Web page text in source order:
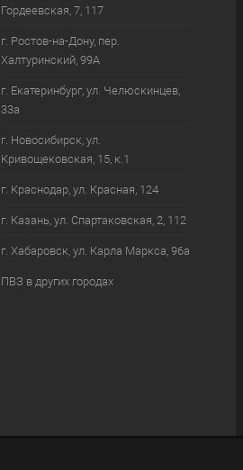
Гордеевская, 7, 117
г. Ростов-на-Дону, пер.
Халтуринский, 99А
г. Екатеринбург, ул. Челюскинцев,
33а
г. Новосибирск, ул.
Кривощековская, 15, к.1
г. Краснодар, ул. Красная, 124
г. Казань, ул. Спартаковская, 2, 112
г. Хабаровск, ул. Карла Маркса, 96а
ПВЗ в других городах